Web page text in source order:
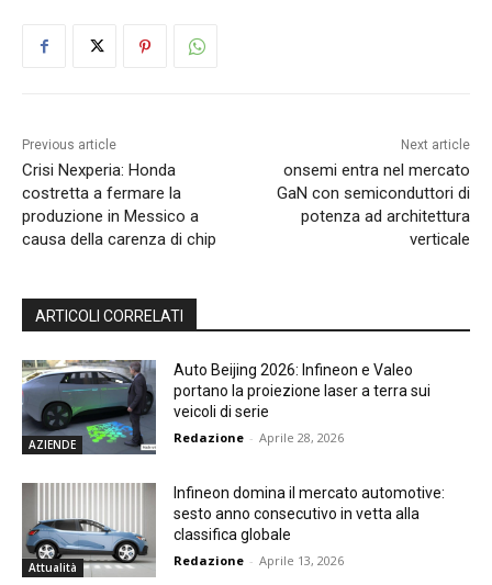
Previous article
Crisi Nexperia: Honda
costretta a fermare la
produzione in Messico a
causa della carenza di chip
Next article
onsemi entra nel mercato
GaN con semiconduttori di
potenza ad architettura
verticale
ARTICOLI CORRELATI
AZIENDE
Auto Beijing 2026: Infineon e Valeo
portano la proiezione laser a terra sui
veicoli di serie
Redazione - Aprile 28, 2026
Attualità
Infineon domina il mercato automotive:
sesto anno consecutivo in vetta alla
classifica globale
Redazione - Aprile 13, 2026